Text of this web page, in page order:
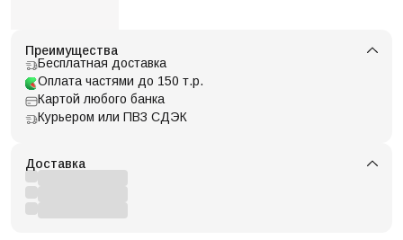
Преимущества
Бесплатная доставка
Оплата частями до 150 т.р.
Картой любого банка
Курьером или ПВЗ СДЭК
Доставка